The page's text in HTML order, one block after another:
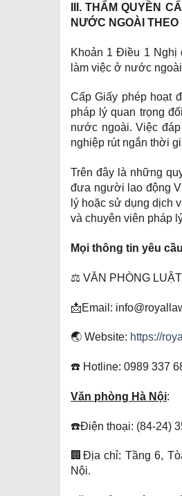
III. THẨM QUYỀN
NƯỚC NGOÀI
Khoản 1 Điều 1 Nghị
làm việc ở nước
Cấp Giấy phép hoạt
pháp lý quan trọng
nước ngoài. Việc
nghiệp rút ngắn thời
Trên đây là những
đưa người lao động
lý hoặc sử dụng dịch
và chuyên viên pháp
Mọi thông tin yêu
⚖️ VĂN PHÒNG
📩Email:
🌏 Website: https://
☎️ Hotline: 0989 337
Văn phòng Hà Nội:
☎️Điện thoại: (84-24)
🏢Địa chỉ: Tầng 6,
Nội.